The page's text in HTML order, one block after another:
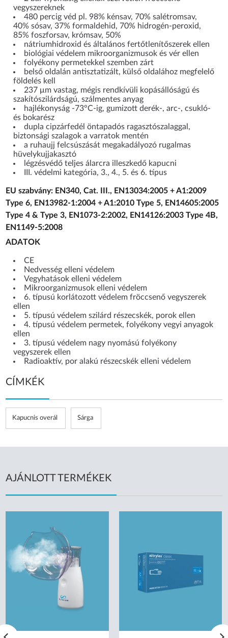
vegyszereknek
480 percig véd pl. 98% kénsav, 70% salétromsav,
40% sósav, 37% formaldehid, 70% hidrogén-peroxid,
85% foszforsav, krómsav, 50%
nátriumhidroxid és általános fertőtlenítőszerek ellen
biológiai védelem mikroorganizmusok és vér ellen
folyékony permetekkel szemben zárt
belső oldalán antisztatizált, külső oldalához megfelelő
földelés kell
237 μm vastag, mégis rendkívüli kopásállóságú és
szakítószilárdságú, szálmentes anyag
hajlékonyság -73°C-ig, gumizott derék-, arc-, csukló-
és bokarész
dupla cipzárfedél öntapadós ragasztószalaggal,
biztonsági szalagok a varratok mentén
a ruhaujj felcsúszását megakadályozó rugalmas
hüvelykujjakasztó
légzésvédő teljes álarcra illeszkedő kapucni
III. védelmi kategória, 3., 4., 5. és 6. típus
EU szabvány: EN340, Cat. III., EN13034:2005 + A1:2009
Type 6, EN13982-1:2004 + A1:2010 Type 5, EN14605:2005
Type 4 & Type 3, EN1073-2:2002, EN14126:2003 Type 4B,
EN1149-5:2008
ADATOK
CE
Nedvesség elleni védelem
Vegyhatások elleni védelem
Mikroorganizmusok elleni védelem
6. típusú korlátozott védelem fröccsenő vegyszerek
ellen
5. típusú védelem szilárd részecskék, porok ellen
4. típusú védelem permetek, folyékony vegyi anyagok
ellen
3. típusú védelem nagy nyomású folyékony
vegyszerek ellen
Radioaktív, por alakú részecskék elleni védelem
CÍMKÉK
Kapucnis overál Sárga
AJÁNLOTT TERMÉKEK